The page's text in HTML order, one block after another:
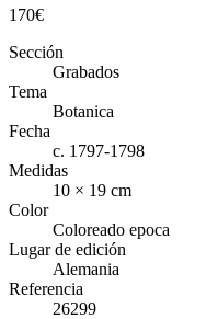
170€
Sección
Grabados
Tema
Botanica
Fecha
c. 1797-1798
Medidas
10 × 19 cm
Color
Coloreado epoca
Lugar de edición
Alemania
Referencia
26299